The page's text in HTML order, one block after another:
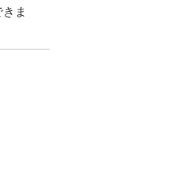
ま